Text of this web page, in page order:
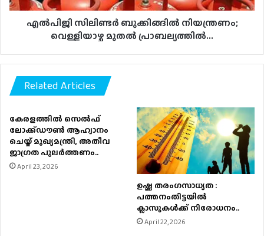
എല്‍പിജി സിലിണ്ടര്‍ ബുക്കിങ്ങില്‍ നിയന്ത്രണം;
വെള്ളിയാഴ്ച മുതല്‍ പ്രാബല്യത്തില്‍...
Related Articles
കേരളത്തിൽ സെൽഫ്
ലോക്ക്ഡൗൺ ആഹ്വാനം
ചെയ്ത് മുഖ്യമന്ത്രി, അതീവ
ജാഗ്രത പുലർത്തണം..
April 23, 2026
ഉഷ്ണ തരംഗസാധ്യത :
പത്തനംതിട്ടയില്‍
ക്ലാസുകള്‍ക്ക് നിരോധനം..
April 22, 2026